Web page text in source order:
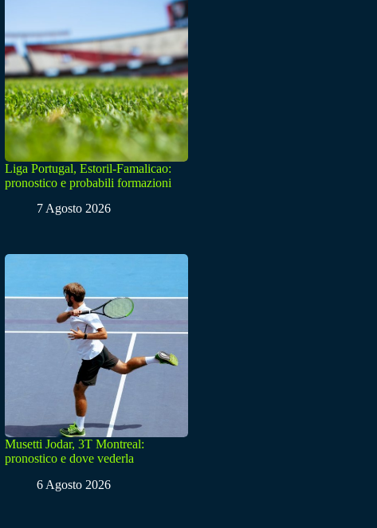
Liga Portugal, Estoril-Famalicao:
pronostico e probabili formazioni
7 Agosto 2026
Musetti Jodar, 3T Montreal:
pronostico e dove vederla
6 Agosto 2026